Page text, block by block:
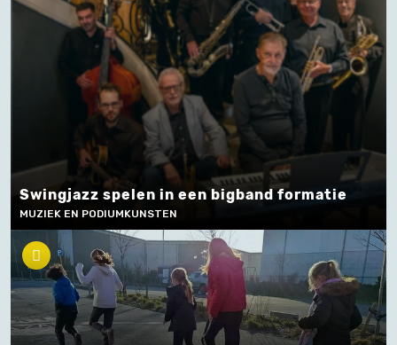
Swingjazz spelen in een bigband formatie
MUZIEK EN PODIUMKUNSTEN